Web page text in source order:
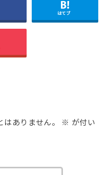
はてブ
ありません。 ※ が付い